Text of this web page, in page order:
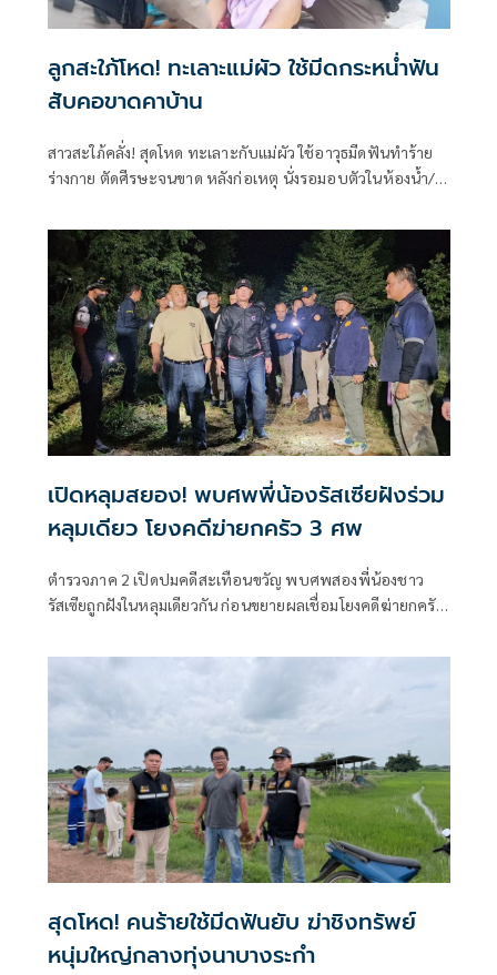
ลูกสะใภ้โหด! ทะเลาะแม่ผัว ใช้มีดกระหน่ำฟัน
สับคอขาดคาบ้าน
สาวสะใภ้คลั่ง! สุดโหด ทะเลาะกับแม่ผัว ใช้อาวุธมีดฟันทำร้าย
ร่างกาย ตัดศีรษะจนขาด หลังก่อเหตุ นั่งรอมอบตัวในห้องน้ำ/ผู้
เปิดหลุมสยอง! พบศพพี่น้องรัสเซียฝังร่วม
หลุมเดียว โยงคดีฆ่ายกครัว 3 ศพ
ตำรวจภาค 2 เปิดปมคดีสะเทือนขวัญ พบศพสองพี่น้องชาว
รัสเซียถูกฝังในหลุมเดียวกัน ก่อนขยายผลเชื่อมโยงคดีฆ่ายกครัว
หาความเชื่อมโยงคดีอื่นเพิ่มเติม
สุดโหด! คนร้ายใช้มีดฟันยับ ฆ่าชิงทรัพย์
หนุ่มใหญ่กลางทุ่งนาบางระกำ